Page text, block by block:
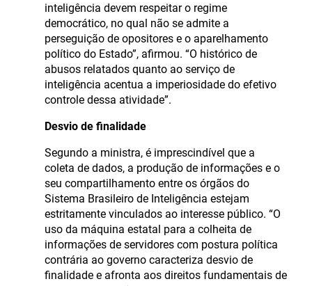
inteligência devem respeitar o regime
democrático, no qual não se admite a
perseguição de opositores e o aparelhamento
político do Estado”, afirmou. “O histórico de
abusos relatados quanto ao serviço de
inteligência acentua a imperiosidade do efetivo
controle dessa atividade”.
Desvio de finalidade
Segundo a ministra, é imprescindível que a
coleta de dados, a produção de informações e o
seu compartilhamento entre os órgãos do
Sistema Brasileiro de Inteligência estejam
estritamente vinculados ao interesse público. “O
uso da máquina estatal para a colheita de
informações de servidores com postura política
contrária ao governo caracteriza desvio de
finalidade e afronta aos direitos fundamentais de